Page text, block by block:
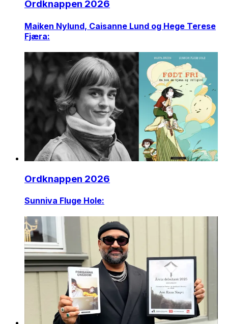
Ordknappen 2026
Maiken Nylund, Caisanne Lund og Hege Terese
Fjæra:
Ordknappen 2026
Sunniva Fluge Hole: